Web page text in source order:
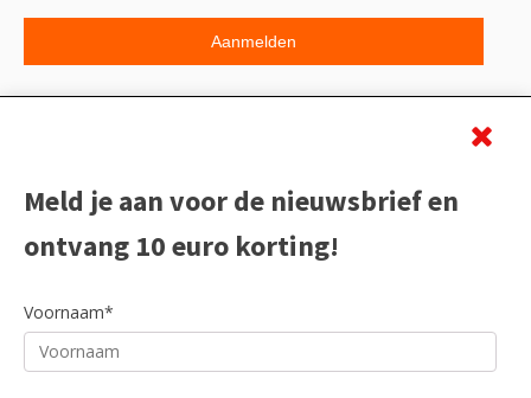
Meld je aan voor de nieuwsbrief en
ontvang 10 euro korting!
Voornaam*